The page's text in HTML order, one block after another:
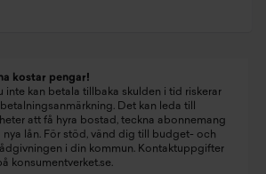
kostar pengar!
inte kan betala tillbaka skulden i tid riskerar
Det kan leda till
att få hyra bostad, teckna abonnemang
nya lån. För stöd, vänd dig till budget- och
i din kommun. Kontaktuppgifter
konsumentverket.se.